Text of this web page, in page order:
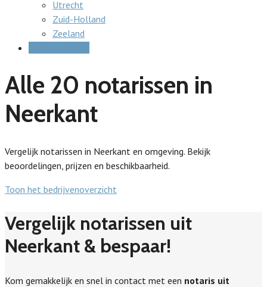
Utrecht
Zuid-Holland
Zeeland
Alle 20 notarissen in
Neerkant
Vergelijk notarissen in Neerkant en omgeving. Bekijk
beoordelingen, prijzen en beschikbaarheid.
Toon het bedrijvenoverzicht
Vergelijk notarissen uit
Neerkant & bespaar!
Kom gemakkelijk en snel in contact met een notaris uit